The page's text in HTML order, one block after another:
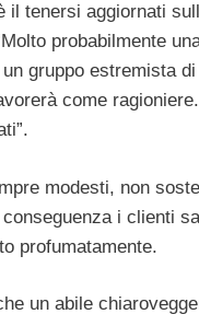
il tenersi aggiornati
probabilmente
gruppo estremista
come
modesti, non
i clienti
profumatamente.
un abile